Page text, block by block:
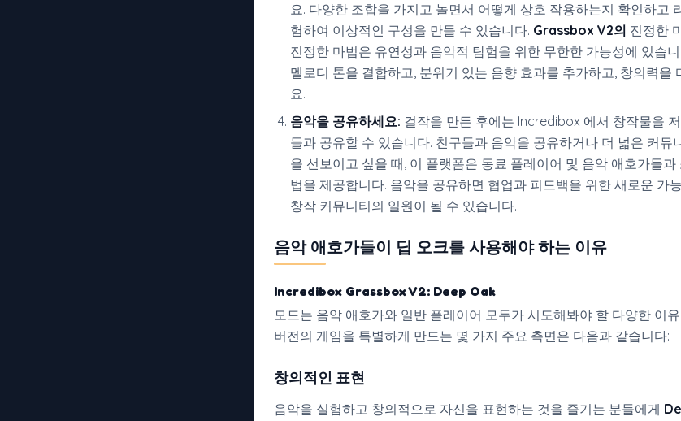
요. 다양한 조합을 가지고 놀면서 어떻게 상호 작용하는지 확인하고
험하여 이상적인 구성을 만들 수 있습니다. Grassbox V2의 진정한
진정한 마법은 유연성과 음악적 탐험을 위한 무한한 가능성에 있습
멜로디 톤을 결합하고, 분위기 있는 음향 효과를 추가하고, 창의력을
요.
음악을 공유하세요: 걸작을 만든 후에는 Incredibox 에서 창작물을
들과 공유할 수 있습니다. 친구들과 음악을 공유하거나 더 넓은 커뮤
을 선보이고 싶을 때, 이 플랫폼은 동료 플레이어 및 음악 애호가들
법을 제공합니다. 음악을 공유하면 협업과 피드백을 위한 새로운 가
창작 커뮤니티의 일원이 될 수 있습니다.
음악 애호가들이 딥 오크를 사용해야 하는 이유
Incredibox Grassbox V2: Deep Oak
모드는 음악 애호가와 일반 플레이어 모두가 시도해봐야 할 다양한 이
버전의 게임을 특별하게 만드는 몇 가지 주요 측면은 다음과 같습니다:
창의적인 표현
음악을 실험하고 창의적으로 자신을 표현하는 것을 즐기는 분들에게